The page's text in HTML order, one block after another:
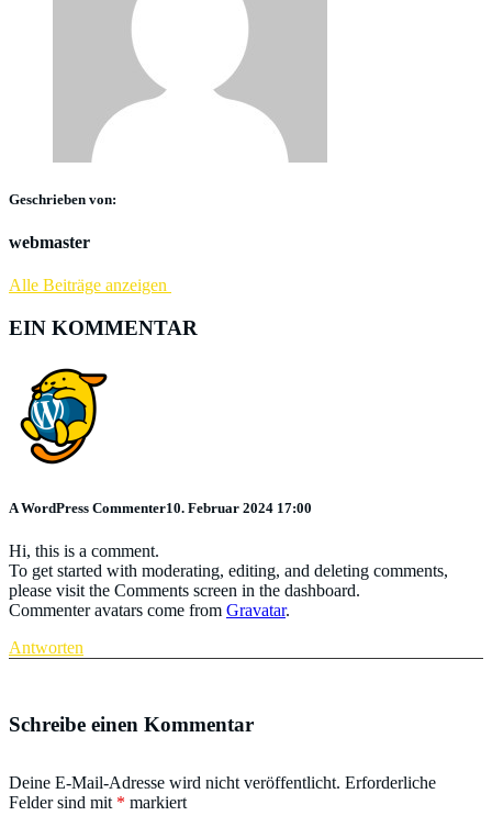
Geschrieben von:
webmaster
Alle Beiträge anzeigen
EIN KOMMENTAR
A WordPress Commenter10. Februar 2024 17:00
Hi, this is a comment.
To get started with moderating, editing, and deleting comments,
please visit the Comments screen in the dashboard.
Commenter avatars come from Gravatar.
Antworten
Schreibe einen Kommentar
Deine E-Mail-Adresse wird nicht veröffentlicht. Erforderliche
Felder sind mit * markiert